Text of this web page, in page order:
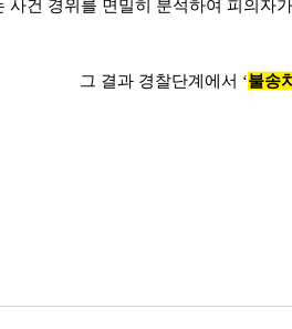
사건 경위를 면밀히 분석하여 피의자
그 결과 경찰단계에서 ‘불송